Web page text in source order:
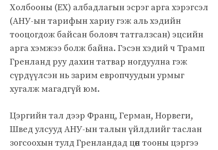
Холбооны (ЕХ) албадлагын эсрэг арга хэрэгсэл
(АНУ-ын тарифын хариу гэж аль хэдийн
тооцогдож байсан боловч татгалзсан) эцсийн
арга хэмжээ болж байна. Гэсэн хэдий ч Трамп
Гренланд руу дахин татвар ногдуулна гэж
сүрдүүлсэн нь зарим европчуудын урмыг
хугалж магадгүй юм.
Цэргийн тал дээр Франц, Герман, Норвеги,
Швед улсууд АНУ-ын талын үйлдлийг таслан
зогсоохын тулд Гренландад цөөн тооны цэргээ